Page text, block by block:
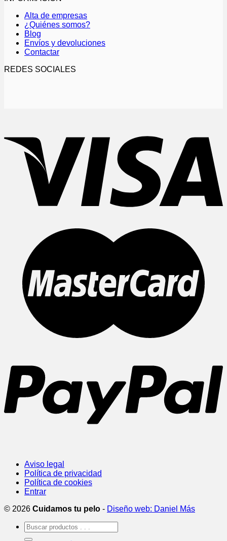
Alta de empresas
¿Quiénes somos?
Blog
Envíos y devoluciones
Contactar
REDES SOCIALES
Aviso legal
Política de privacidad
Política de cookies
Entrar
© 2026 Cuidamos tu pelo - Diseño web: Daniel Más
Buscar
por: